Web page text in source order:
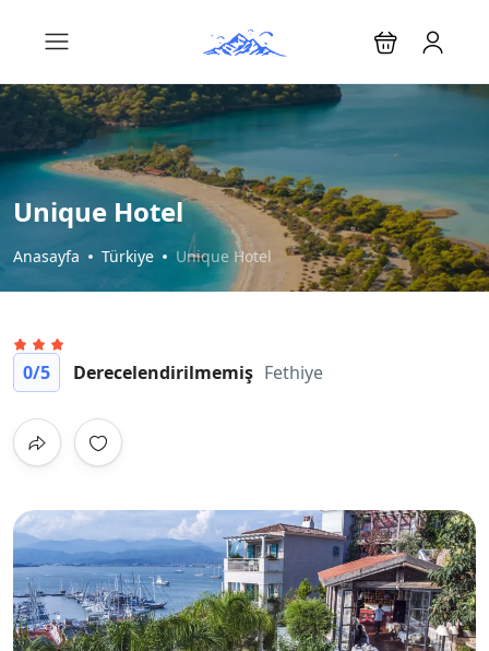
Unique Hotel
Anasayfa Türkiye Unique Hotel
0/5 Derecelendirilmemiş Fethiye